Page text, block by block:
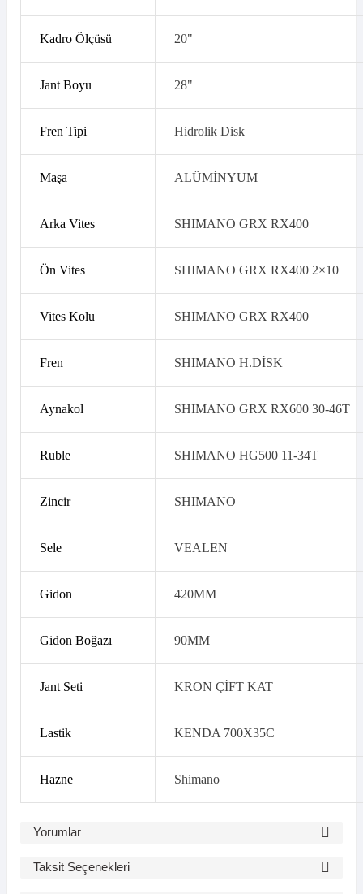
Kadro Ölçüsü 20"
Jant Boyu 28"
Fren Tipi Hidrolik Disk
Maşa ALÜMİNYUM
Arka Vites SHIMANO GRX RX400
Ön Vites SHIMANO GRX RX400 2×10
Vites Kolu SHIMANO GRX RX400
Fren SHIMANO H.DİSK
Aynakol SHIMANO GRX RX600 30-46T
Ruble SHIMANO HG500 11-34T
Zincir SHIMANO
Sele VEALEN
Gidon 420MM
Gidon Boğazı 90MM
Jant Seti KRON ÇİFT KAT
Lastik KENDA 700X35C
Hazne Shimano
Yorumlar
Taksit Seçenekleri